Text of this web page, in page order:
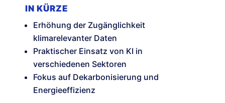
IN KÜRZE
Erhöhung der Zugänglichkeit
klimarelevanter Daten
Praktischer Einsatz von KI in
verschiedenen Sektoren
Fokus auf Dekarbonisierung und
Energieeffizienz